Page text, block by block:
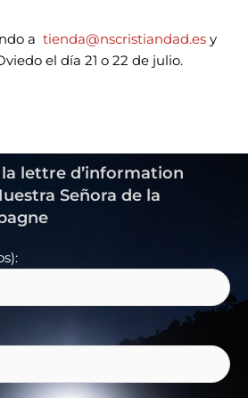
a tienda@nscristiandad.es y
el día 21 o 22 de julio.
lettre d’information
Señora de la